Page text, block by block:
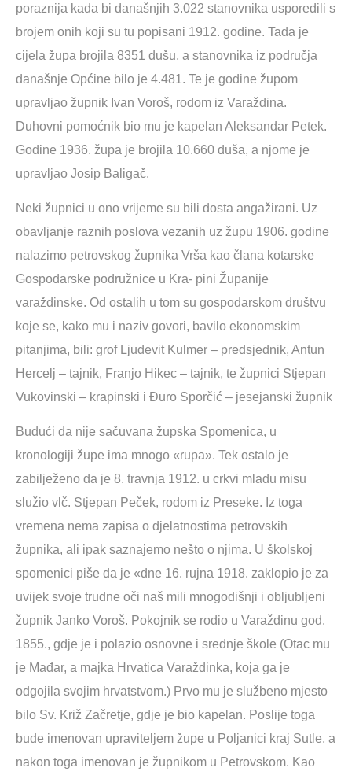
poraznija kada bi današnjih 3.022 stanovnika usporedili s
brojem onih koji su tu popisani 1912. godine. Tada je
cijela župa brojila 8351 dušu, a stanovnika iz područja
današnje Općine bilo je 4.481. Te je godine župom
upravljao župnik Ivan Voroš, rodom iz Varaždina.
Duhovni pomoćnik bio mu je kapelan Aleksandar Petek.
Godine 1936. župa je brojila 10.660 duša, a njome je
upravljao Josip Baligač.
Neki župnici u ono vrijeme su bili dosta angažirani. Uz
obavljanje raznih poslova vezanih uz župu 1906. godine
nalazimo petrovskog župnika Vrša kao člana kotarske
Gospodarske podružnice u Kra- pini Županije
varaždinske. Od ostalih u tom su gospodarskom društvu
koje se, kako mu i naziv govori, bavilo ekonomskim
pitanjima, bili: grof Ljudevit Kulmer – predsjednik, Antun
Hercelj – tajnik, Franjo Hikec – tajnik, te župnici Stjepan
Vukovinski – krapinski i Đuro Sporčić – jesejanski župnik
Budući da nije sačuvana župska Spomenica, u
kronologiji župe ima mnogo «rupa». Tek ostalo je
zabilježeno da je 8. travnja 1912. u crkvi mladu misu
služio vlč. Stjepan Peček, rodom iz Preseke. Iz toga
vremena nema zapisa o djelatnostima petrovskih
župnika, ali ipak saznajemo nešto o njima. U školskoj
spomenici piše da je «dne 16. rujna 1918. zaklopio je za
uvijek svoje trudne oči naš mili mnogodišnji i obljubljeni
župnik Janko Voroš. Pokojnik se rodio u Varaždinu god.
1855., gdje je i polazio osnovne i srednje škole (Otac mu
je Mađar, a majka Hrvatica Varaždinka, koja ga je
odgojila svojim hrvatstvom.) Prvo mu je službeno mjesto
bilo Sv. Križ Začretje, gdje je bio kapelan. Poslije toga
bude imenovan upraviteljem župe u Poljanici kraj Sutle, a
nakon toga imenovan je župnikom u Petrovskom. Kao